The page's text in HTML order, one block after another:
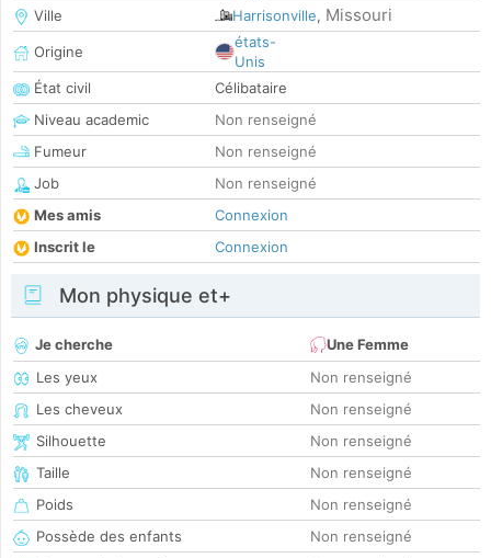
Ville
Harrisonville, Missouri
Origine
états-
Unis
État civil
Célibataire
Niveau academic
Non renseigné
Fumeur
Non renseigné
Job
Non renseigné
Mes amis
Connexion
Inscrit le
Connexion
Mon physique et+
Je cherche
Une Femme
Les yeux
Non renseigné
Les cheveux
Non renseigné
Silhouette
Non renseigné
Taille
Non renseigné
Poids
Non renseigné
Possède des enfants
Non renseigné